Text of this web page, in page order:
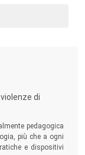
Il testo
inediti itinerari
di
pedagogica
più che a ogni
e dispositivi